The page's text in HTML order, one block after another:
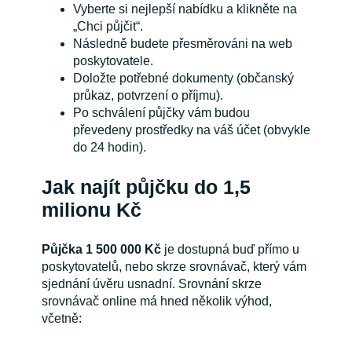
Vyberte si nejlepší nabídku a klikněte na
„Chci půjčit“.
Následně budete přesměrováni na web
poskytovatele.
Doložte potřebné dokumenty (občanský
průkaz, potvrzení o příjmu).
Po schválení půjčky vám budou
převedeny prostředky na váš účet (obvykle
do 24 hodin).
Jak najít půjčku do 1,5
milionu Kč
Půjčka 1 500 000 Kčje dostupná buď přímo u
poskytovatelů, nebo skrze srovnávač, který vám
sjednání úvěru usnadní. Srovnání skrze
srovnávač online má hned několik výhod,
včetně: